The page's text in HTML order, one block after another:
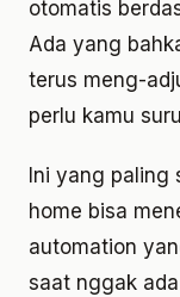
otomatis
Ada yang
terus meng-
perlu kamu
Ini yang paling
home bisa
automation
saat nggak